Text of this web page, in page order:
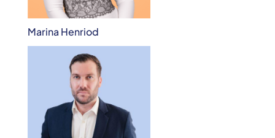
Marina Henriod